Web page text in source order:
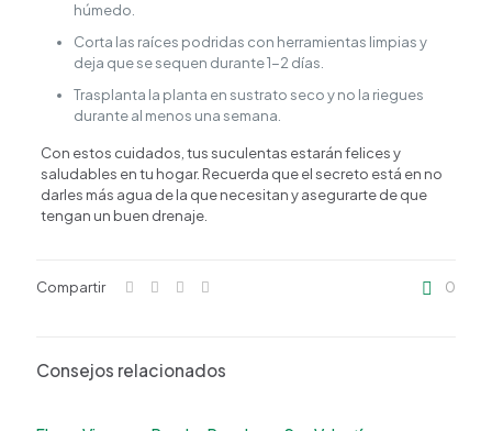
húmedo.
Corta las raíces podridas con herramientas limpias y
deja que se sequen durante 1-2 días.
Trasplanta la planta en sustrato seco y no la riegues
durante al menos una semana.
Con estos cuidados, tus suculentas estarán felices y
saludables en tu hogar. Recuerda que el secreto está en no
darles más agua de la que necesitan y asegurarte de que
tengan un buen drenaje.
Compartir 0
Consejos relacionados